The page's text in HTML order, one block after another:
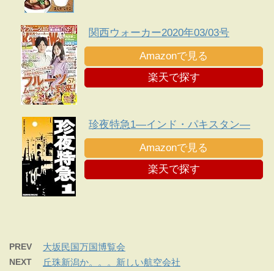
関西ウォーカー2020年03/03号
Amazonで見る
楽天で探す
珍夜特急1―インド・パキスタン―
Amazonで見る
楽天で探す
PREV 大坂民国万国博覧会
NEXT 丘珠新潟か。。。新しい航空会社